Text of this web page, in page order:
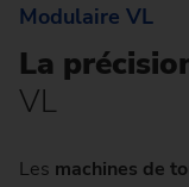
Modulaire VL
La
VL
Les machines de